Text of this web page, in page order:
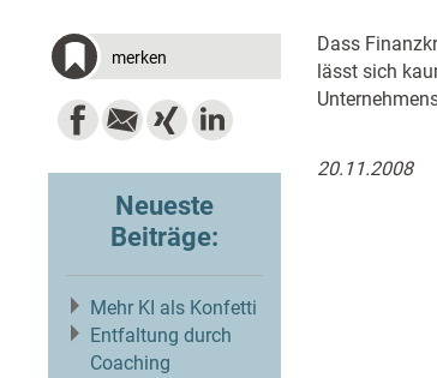
merken
Neueste
Beiträge:
Mehr KI als Konfetti
Entfaltung durch
Coaching
Dass
lässt sich
20.11.2008